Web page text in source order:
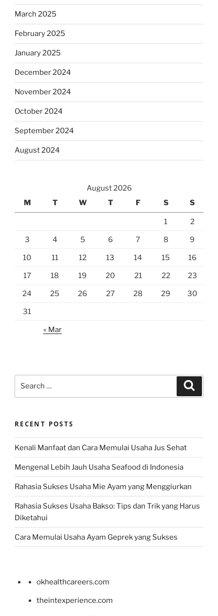
March 2025
February 2025
January 2025
December 2024
November 2024
October 2024
September 2024
August 2024
August 2026
M
T W T F S S
1 2
3 4 5 6 7 8 9
10 11 12 13 14 15 16
17 18 19 20 21 22 23
24 25 26 27 28 29 30
31
« Mar
RECENT POSTS
Kenali Manfaat dan Cara Memulai Usaha Jus Sehat
Mengenal Lebih Jauh Usaha Seafood di Indonesia
Rahasia Sukses Usaha Mie Ayam yang Menggiurkan
Rahasia Sukses Usaha Bakso: Tips dan Trik yang Harus
Diketahui
Cara Memulai Usaha Ayam Geprek yang Sukses
okhealthcareers.com
theintexperience.com